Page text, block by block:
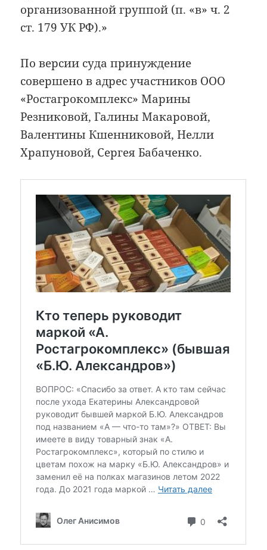
организованной группой (п. «в» ч. 2
ст. 179 УК РФ).»
По версии суда принуждение
совершено в адрес участников ООО
«Ростагрокомплекс» Марины
Резниковой, Галины Макаровой,
Валентины Кшенниковой, Нелли
Храпуновой, Сергея Бабаченко.